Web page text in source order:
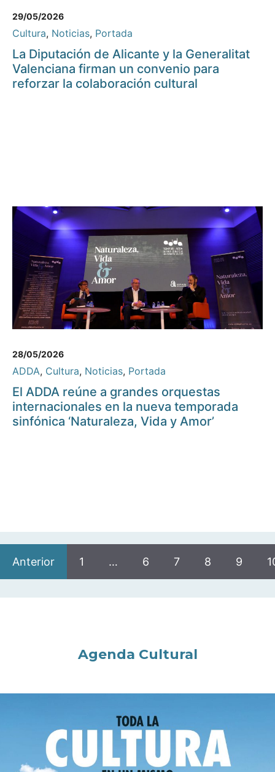
29/05/2026
Cultura, Noticias, Portada
La Diputación de Alicante y la Generalitat
Valenciana firman un convenio para
reforzar la colaboración cultural
28/05/2026
ADDA, Cultura, Noticias, Portada
El ADDA reúne a grandes orquestas
internacionales en la nueva temporada
sinfónica ‘Naturaleza, Vida y Amor’
Anterior 1 … 6 7 8 9
Agenda Cultural